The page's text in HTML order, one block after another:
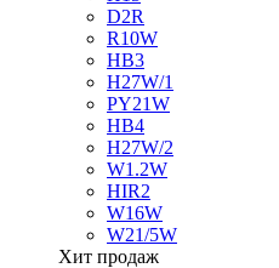
D2R
R10W
HB3
H27W/1
PY21W
HB4
H27W/2
W1.2W
HIR2
W16W
W21/5W
Хит продаж